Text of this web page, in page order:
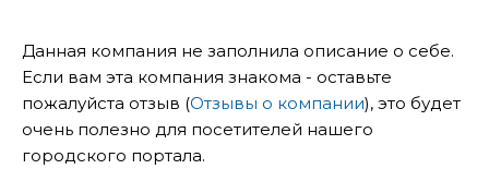
Данная компания не заполнила описание о себе.
Если вам эта компания знакома - оставьте
пожалуйста отзыв (Отзывы о компании), это будет
очень полезно для посетителей нашего
городского портала.